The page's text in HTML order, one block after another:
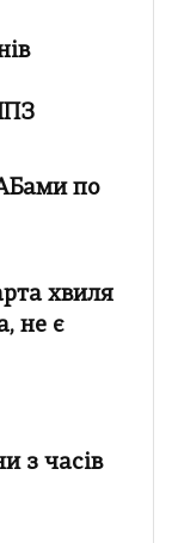
по
хвиля
не є
з часів